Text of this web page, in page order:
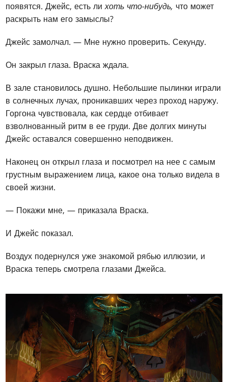
появятся. Джейс, есть лихоть что-нибудь, что может
раскрыть нам его замыслы?
Джейс замолчал. — Мне нужно проверить. Секунду.
Он закрыл глаза. Враска ждала.
В зале становилось душно. Небольшие пылинки играли
в солнечных лучах, проникавших через проход наружу.
Горгона чувствовала, как сердце отбивает
взволнованный ритм в ее груди. Две долгих минуты
Джейс оставался совершенно неподвижен.
Наконец он открыл глаза и посмотрел на нее с самым
грустным выражением лица, какое она только видела в
своей жизни.
— Покажи мне, — приказала Враска.
И Джейс показал.
Воздух подернулся уже знакомой рябью иллюзии, и
Враска теперь смотрела глазами Джейса.